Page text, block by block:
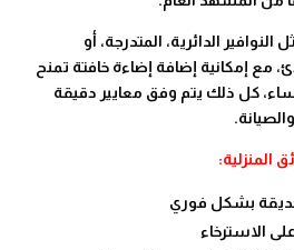
الدائرية، المتدرجة، أو
مع إمكانية إضافة إضاءة خافتة تمنح
كل ذلك يتم وفق معايير دقيقة
المنزلية:
بشكل فوري
الاسترخاء